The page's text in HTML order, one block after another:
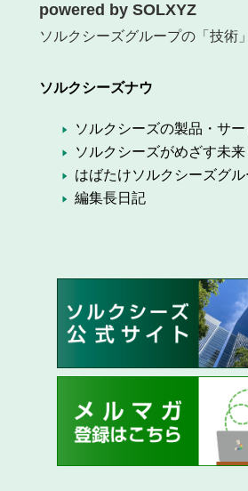
powered by SOLXYZ
ソルクシーズグループの「技術
ソルクシーズナウ
ソルクシーズの製品・サー
ソルクシーズがめざす未来
はばたけソルクシーズグ
編集長日記